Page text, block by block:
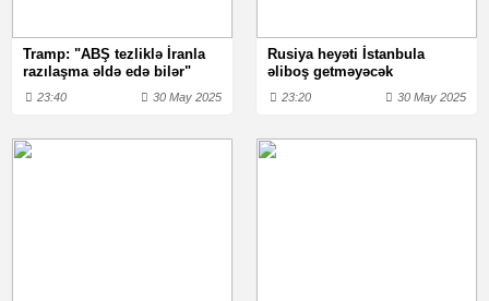
Tramp: "ABŞ tezliklə İranla
razılaşma əldə edə bilər"
23:40 30 May 2025
Rusiya heyəti İstanbula
əliboş getməyəcək
23:20 30 May 2025